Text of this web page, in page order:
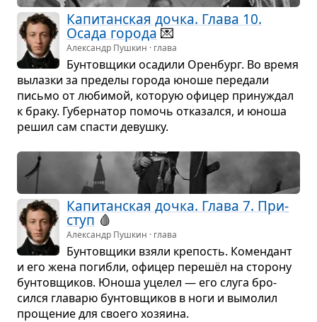
Капи­тан­ская дочка. Глава 10.
Осада города 💌
Александр Пушкин · глава
Бун­тов­щики оса­дили Орен­бург. Во время
вылазки за пре­делы города юноше пере­дали
письмо от люби­мой, кото­рую офи­цер при­ну­ждал
к браку. Губер­на­тор помочь отка­зался, и юноша
решил сам спа­сти девушку.
Капи­тан­ская дочка. Глава 7. При­
ступ 🩸
Александр Пушкин · глава
Бун­тов­щики взяли кре­пость. Комен­дант
и его жена погибли, офи­цер перешёл на сто­рону
бун­тов­щи­ков. Юноша уце­лел — его слуга бро­
сился гла­варю бун­тов­щи­ков в ноги и вымо­лил
про­ще­ние для сво­его хозя­ина.